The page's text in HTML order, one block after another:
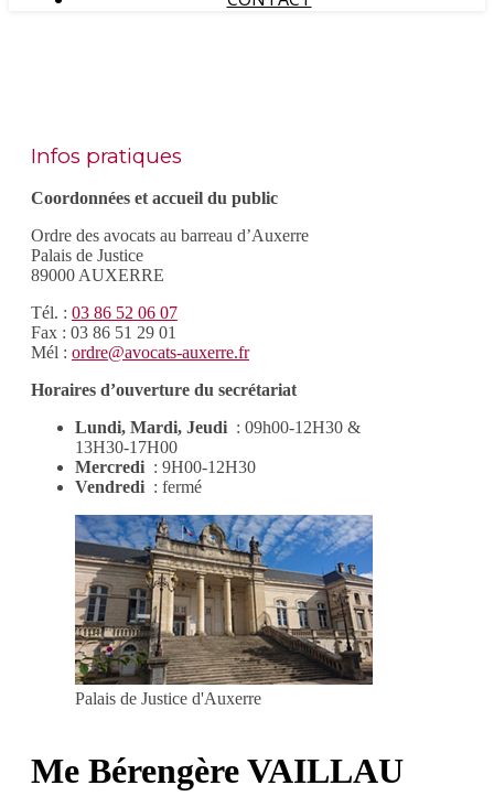
Infos pratiques
Coordonnées et accueil du public
Ordre des avocats au barreau d’Auxerre
Palais de Justice
89000 AUXERRE
Tél. : 03 86 52 06 07
Fax : 03 86 51 29 01
Mél : ordre@avocats-auxerre.fr
Horaires d’ouverture du secrétariat
Lundi, Mardi, Jeudi : 09h00-12H30 &
13H30-17H00
Mercredi : 9H00-12H30
Vendredi : fermé
Palais de Justice d'Auxerre
Me Bérengère VAILLAU